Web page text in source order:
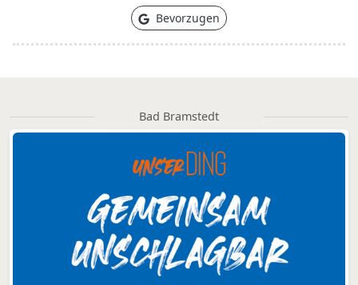
Bevorzugen
Bad Bramstedt